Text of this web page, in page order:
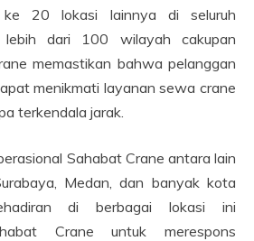
20 lokasi lainnya di seluruh
lebih dari 100 wilayah cakupan
memastikan bahwa pelanggan
menikmati layanan sewa crane
terkendala jarak.
Sahabat Crane antara lain
Medan, dan banyak kota
di berbagai lokasi ini
Crane untuk merespons